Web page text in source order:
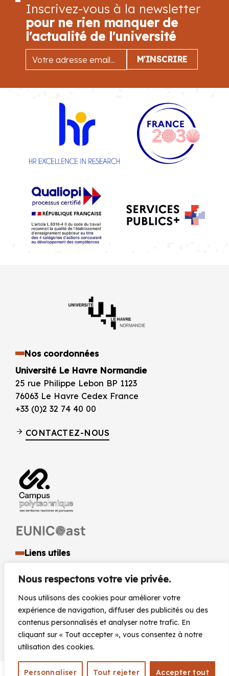
Nous respectons votre vie privée.
Nous utilisons des cookies pour améliorer votre
expérience de navigation, diffuser des publicités ou des
contenus personnalisés et analyser notre trafic. En
cliquant sur « Tout accepter », vous consentez à notre
utilisation des cookies.
Personnaliser Tout rejeter Accepter tout
Inscrivez-vous à la newsletter
pour ne rien manquer de
l'actualité de l'université
Liens utiles
Espace presse et médias
Documents réglementaires
Marchés Publics
Actualités
Agenda
Nos coordonnées
Université Le Havre Normandie
25 rue Philippe Lebon BP 1123
76063 Le Havre Cedex France
+33 (0)2 32 74 40 00
CONTACTEZ-NOUS